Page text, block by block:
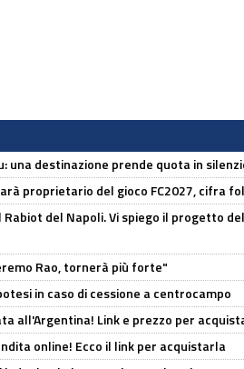
una destinazione prende quota in
proprietario del gioco FC2027, cifra
Rabiot del Napoli. Vi spiego il progetto
Rao, tornerà più forte"
in caso di cessione a centrocampo
all'Argentina! Link e prezzo per
online! Ecco il link per acquistarla